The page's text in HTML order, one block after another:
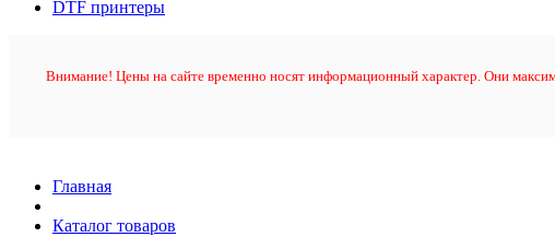
DTF принтеры
Внимание! Цены на сайте временно носят информационный характер. Они
Главная
Каталог товаров